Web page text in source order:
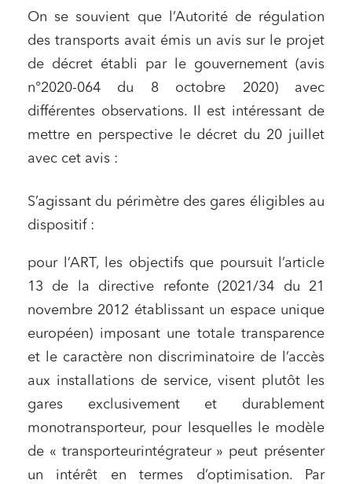
On se souvient que l’Autorité de régulation
des transports avait émis un avis sur le projet
de décret établi par le gouvernement (avis
n°2020-064 du 8 octobre 2020) avec
différentes observations. Il est intéressant de
mettre en perspective le décret du 20 juillet
avec cet avis :
S’agissant du périmètre des gares éligibles au
dispositif :
pour l’ART, les objectifs que poursuit l’article
13 de la directive refonte (2021/34 du 21
novembre 2012 établissant un espace unique
européen) imposant une totale transparence
et le caractère non discriminatoire de l’accès
aux installations de service, visent plutôt les
gares exclusivement et durablement
monotransporteur, pour lesquelles le modèle
de « transporteurintégrateur » peut présenter
un intérêt en termes d’optimisation. Par